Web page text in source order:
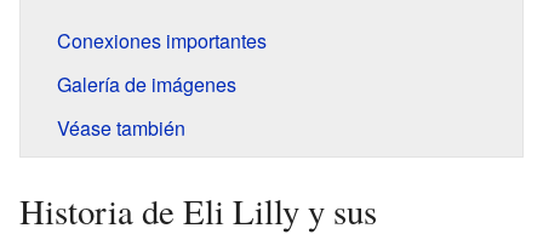
Conexiones importantes
Galería de imágenes
Véase también
Historia de Eli Lilly y sus